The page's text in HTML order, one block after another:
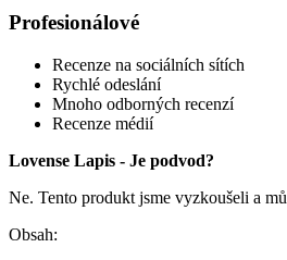
Profesionálové
Recenze na sociálních sítích
Rychlé odeslání
Mnoho odborných recenzí
Recenze médií
Lovense Lapis - Je podvod?
Ne. Tento produkt jsme vyzkoušeli a
Obsah: